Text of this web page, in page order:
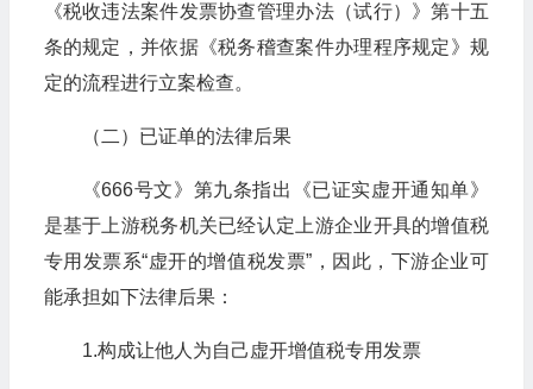
《税收违法案件发票协查管理办法（试行）》第十五
条的规定，并依据《税务稽查案件办理程序规定》规
定的流程进行立案检查。
（二）已证单的法律后果
《666号文》第九条指出《已证实虚开通知单》
是基于上游税务机关已经认定上游企业开具的增值税
专用发票系“虚开的增值税发票”，因此，下游企业可
能承担如下法律后果：
1.构成让他人为自己虚开增值税专用发票